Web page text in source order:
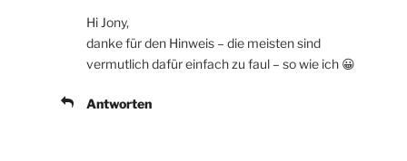
Hi Jony,
danke für den Hinweis – die meisten sind
vermutlich dafür einfach zu faul – so wie ich 😀
Antworten